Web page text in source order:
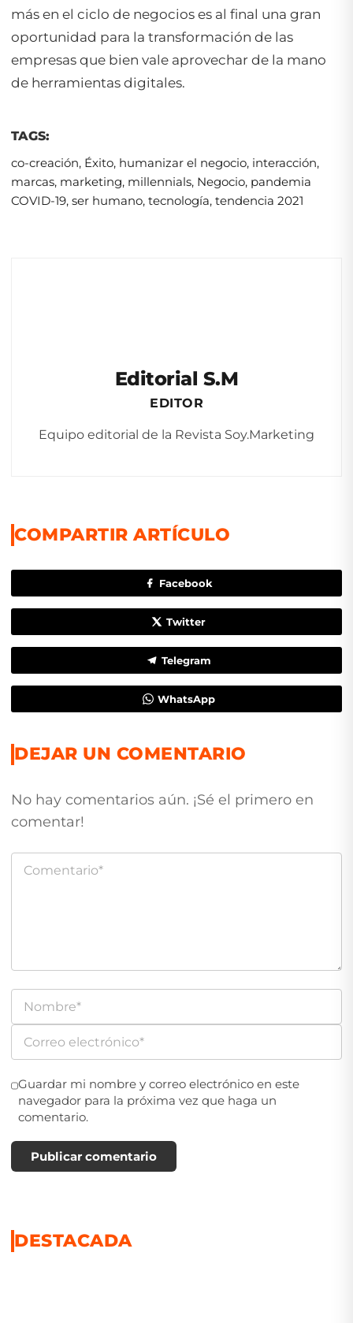
más en el ciclo de negocios es al final una gran
oportunidad para la transformación de las
empresas que bien vale aprovechar de la mano
de herramientas digitales.
TAGS:
co-creación, Éxito, humanizar el negocio, interacción,
marcas, marketing, millennials, Negocio, pandemia
COVID-19, ser humano, tecnología, tendencia 2021
Editorial S.M
EDITOR
Equipo editorial de la Revista Soy.Marketing
COMPARTIR ARTÍCULO
Facebook
Twitter
Telegram
WhatsApp
DEJAR UN COMENTARIO
No hay comentarios aún. ¡Sé el primero en
comentar!
Guardar mi nombre y correo electrónico en este
navegador para la próxima vez que haga un
comentario.
Publicar comentario
DESTACADA